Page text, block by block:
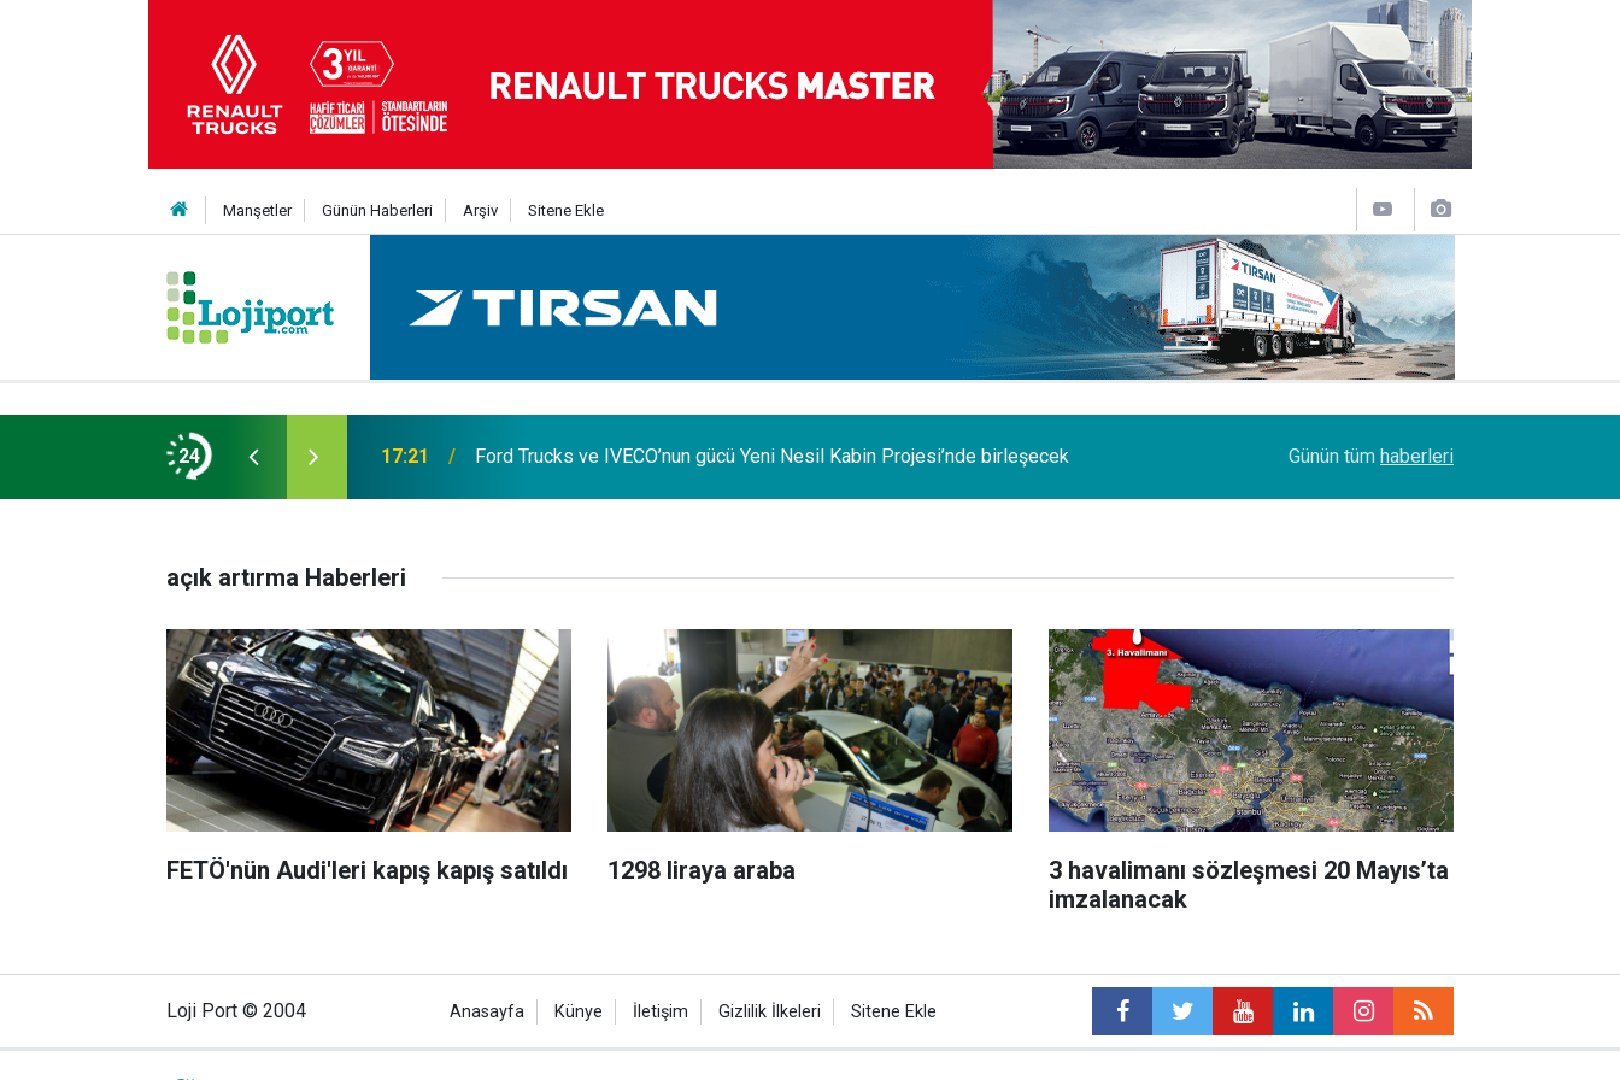
Manşetler Günün Haberleri Arşiv Sitene Ekle
24 17:21 Ford Trucks ve IVECO’nun gücü Yeni Nesil Kabin Projesi’nde birleşecek Treylerde iç pazar daraldı, ihracat şaha kalktı
Günün tüm haberleri
açık artırma Haberleri
FETÖ'nün Audi'leri kapış kapış satıldı 1298 liraya araba
3 havalimanı sözleşmesi 20 Mayıs’ta
imzalanacak
Loji Port © 2004 Anasayfa Künye İletişim Gizlilik İlkeleri Sitene Ekle